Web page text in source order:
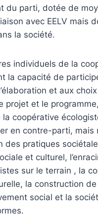
du parti, dotée de
avec EELV mais
la société.
individuels de la
la capacité de
et aux choix
projet et le
coopérative
en contre-parti, mais
des pratiques
et culturel,
sur le terrain , la
la construction
social et la